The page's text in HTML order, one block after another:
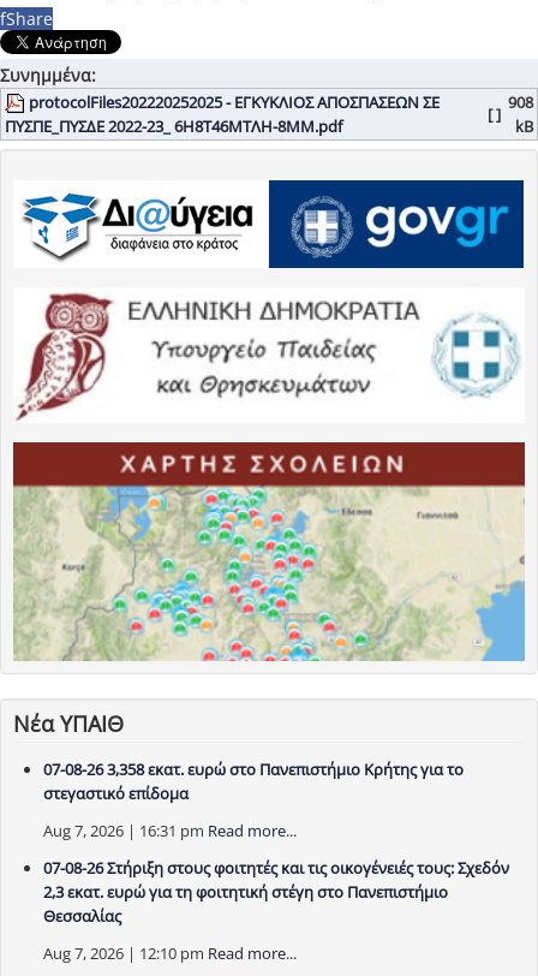
fShare
Συνημμένα:
protocolFiles202220252025 - ΕΓΚΥΚΛΙΟΣ ΑΠΟΣΠΑΣΕΩΝ ΣΕ
ΠΥΣΠΕ_ΠΥΣΔΕ 2022-23_ 6Η8Τ46ΜΤΛΗ-8ΜΜ.pdf
[ ]
908
kB
Νέα ΥΠΑΙΘ
07-08-26 3,358 εκατ. ευρώ στο Πανεπιστήμιο Κρήτης για το
στεγαστικό επίδομα
Aug 7, 2026 | 16:31 pm Read more...
07-08-26 Στήριξη στους φοιτητές και τις οικογένειές τους: Σχεδόν
2,3 εκατ. ευρώ για τη φοιτητική στέγη στο Πανεπιστήμιο
Θεσσαλίας
Aug 7, 2026 | 12:10 pm Read more...